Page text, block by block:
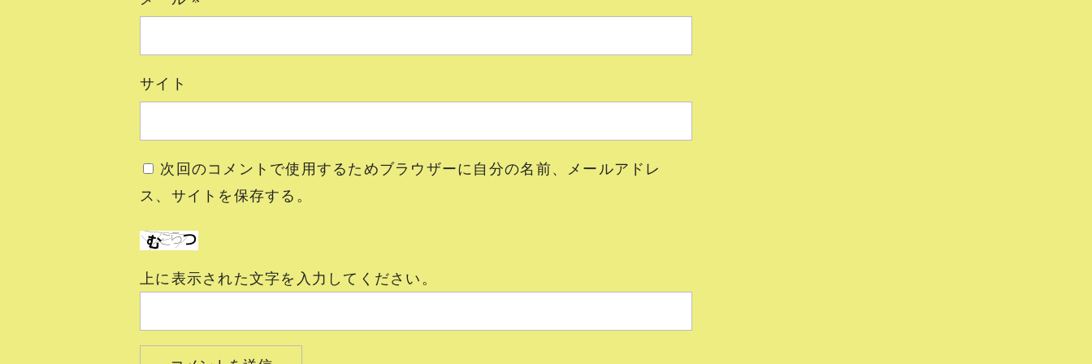
サイト
次回のコメントで使用するためブラウザーに自分の名前、メールアドレ
ス、サイトを保存する。
上に表示された文字を入力してください。